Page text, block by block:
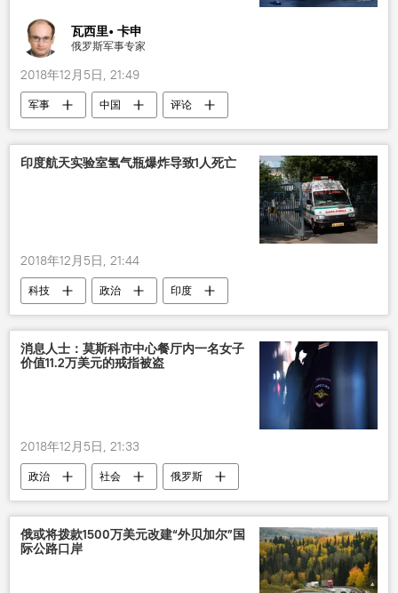
瓦西里• 卡申
俄罗斯军事专家
2018年12月5日, 21:49
军事 中国 评论
印度航天实验室氢气瓶爆炸导致1人死亡
2018年12月5日, 21:44
科技 政治 印度
消息人士：莫斯科市中心餐厅内一名女子
价值11.2万美元的戒指被盗
2018年12月5日, 21:33
政治 社会 俄罗斯
俄或将拨款1500万美元改建“外贝加尔”国
际公路口岸